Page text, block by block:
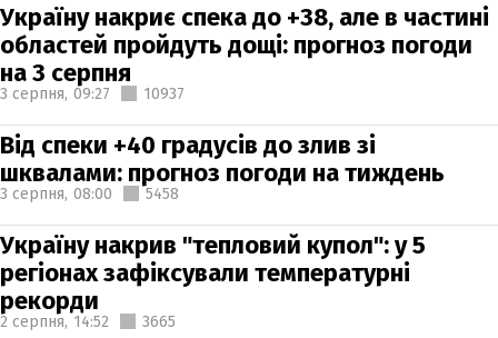
Україну накриє спека до +38, але в частині
областей пройдуть дощі: прогноз погоди
на 3 серпня
3 серпня, 09:27 10937
Від спеки +40 градусів до злив зі
шквалами: прогноз погоди на тиждень
3 серпня, 08:00 5458
Україну накрив "тепловий купол": у 5
регіонах зафіксували температурні
рекорди
2 серпня, 14:52 3665